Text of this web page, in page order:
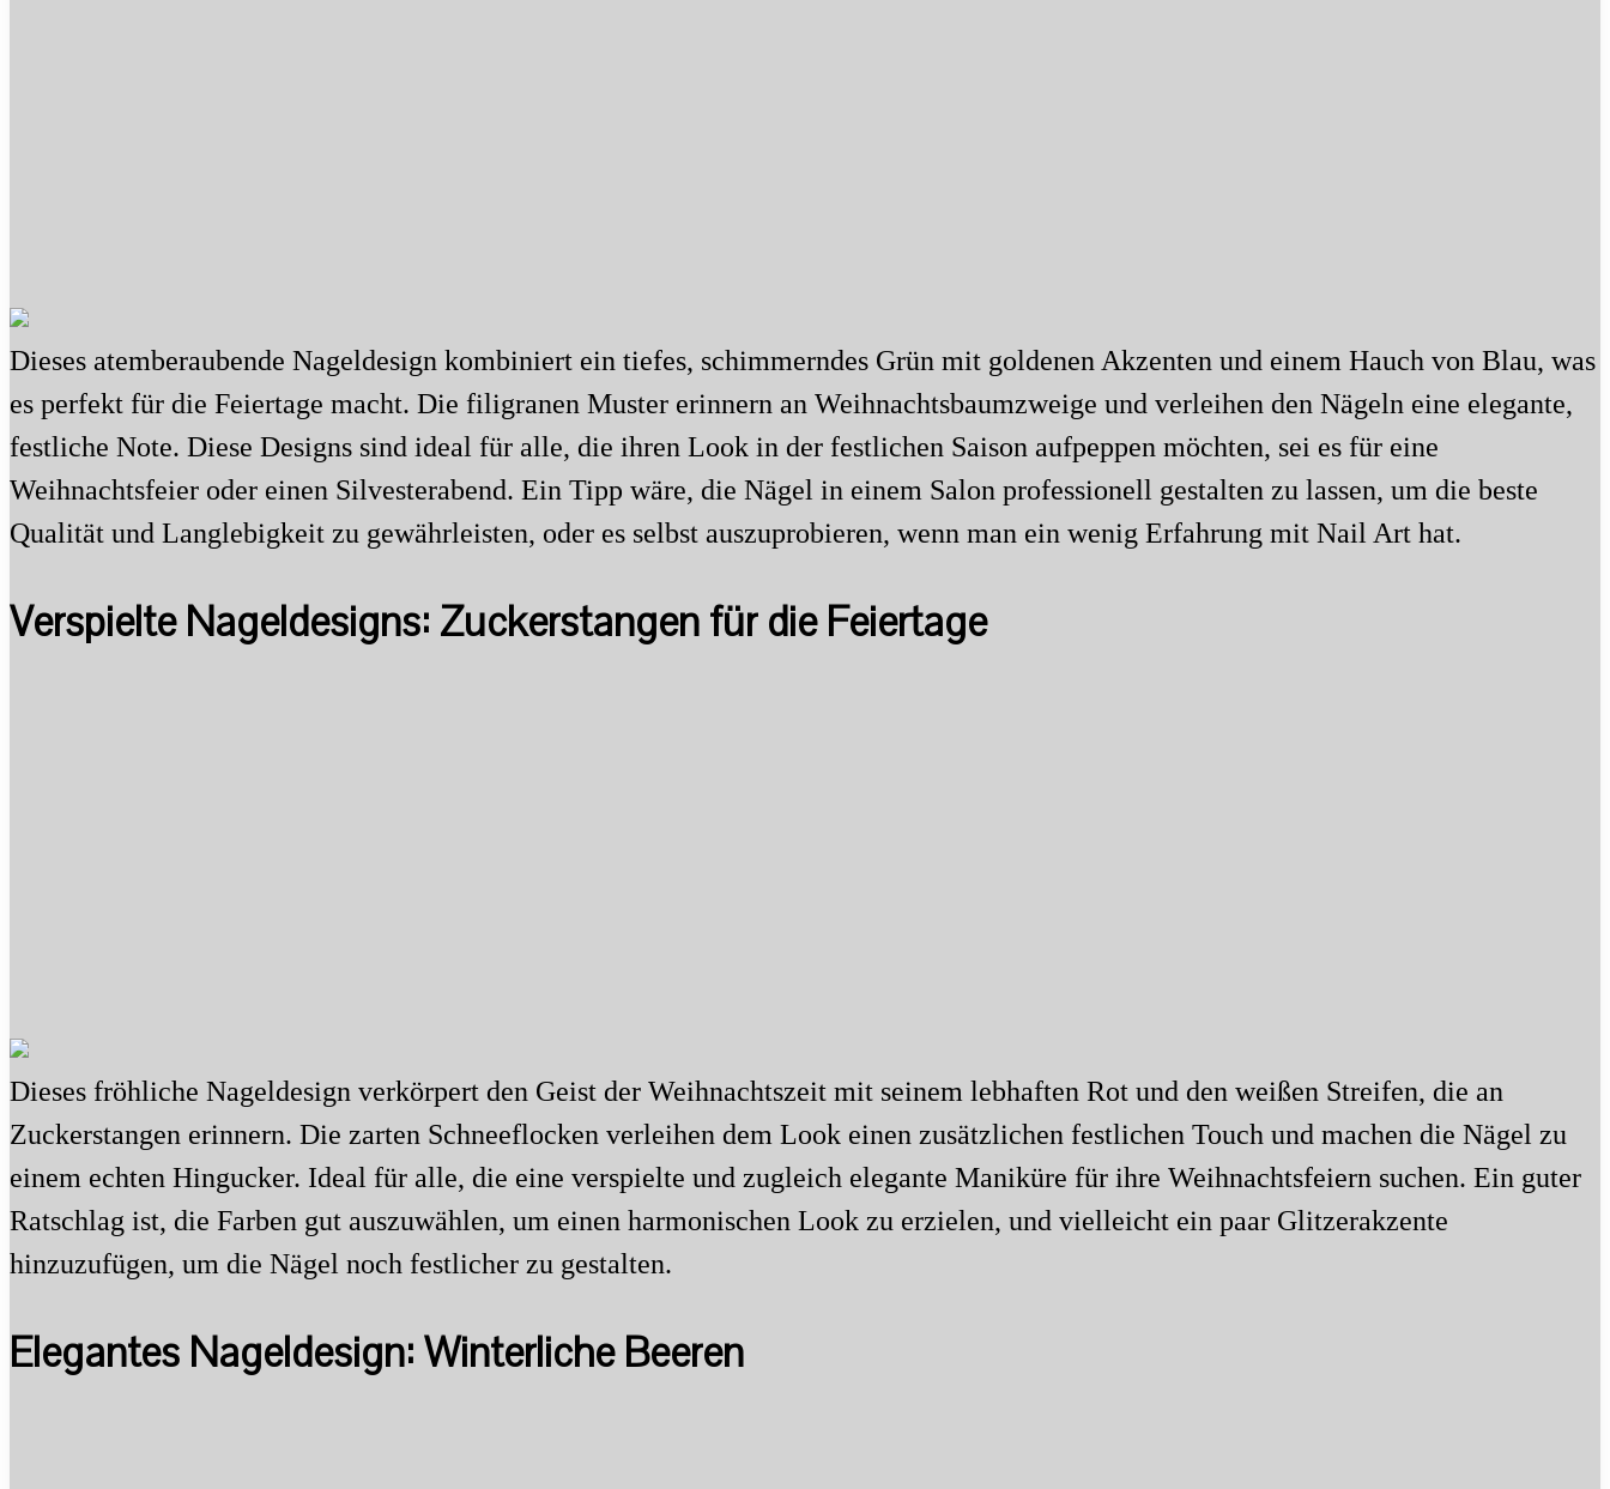
Dieses atemberaubende Nageldesign kombiniert ein tiefes, schimmerndes Grün mit goldenen Akzenten und einem Hauch von Blau, was
es perfekt für die Feiertage macht. Die filigranen Muster erinnern an Weihnachtsbaumzweige und verleihen den Nägeln eine elegante,
festliche Note. Diese Designs sind ideal für alle, die ihren Look in der festlichen Saison aufpeppen möchten, sei es für eine
Weihnachtsfeier oder einen Silvesterabend. Ein Tipp wäre, die Nägel in einem Salon professionell gestalten zu lassen, um die beste
Qualität und Langlebigkeit zu gewährleisten, oder es selbst auszuprobieren, wenn man ein wenig Erfahrung mit Nail Art hat.
Verspielte Nageldesigns: Zuckerstangen für die Feiertage
Dieses fröhliche Nageldesign verkörpert den Geist der Weihnachtszeit mit seinem lebhaften Rot und den weißen Streifen, die an
Zuckerstangen erinnern. Die zarten Schneeflocken verleihen dem Look einen zusätzlichen festlichen Touch und machen die Nägel zu
einem echten Hingucker. Ideal für alle, die eine verspielte und zugleich elegante Maniküre für ihre Weihnachtsfeiern suchen. Ein guter
Ratschlag ist, die Farben gut auszuwählen, um einen harmonischen Look zu erzielen, und vielleicht ein paar Glitzerakzente
hinzuzufügen, um die Nägel noch festlicher zu gestalten.
Elegantes Nageldesign: Winterliche Beeren